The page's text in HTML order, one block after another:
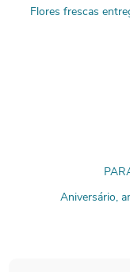
Flores frescas
Aniversário,